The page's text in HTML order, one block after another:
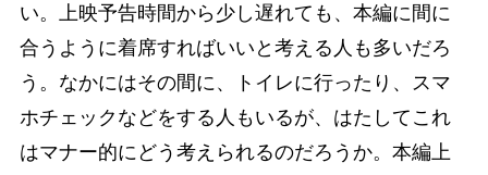
い。上映予告時間から少し遅れても、本編に間に
合うように着席すればいいと考える人も多いだろ
う。なかにはその間に、トイレに行ったり、スマ
ホチェックなどをする人もいるが、はたしてこれ
はマナー的にどう考えられるのだろうか。本編上